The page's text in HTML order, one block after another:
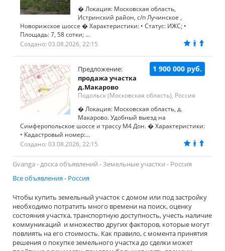
� Локация: Московская область,
Истринский район, с/п Лучинское ,
Новорижское шоссе � Характеристики: • Статус: ИЖС; •
Площадь: 7, 58 сотки; ...
Создано: 03.08.2026, 22:15
1 900 000 руб.
Предложение:
продажа участка
д.Макарово
Подольск (Московская область), Россия
� Локация: Московская область, д.
Макарово. Удобный выезд на
Симферопольское шоссе и трассу М4 Дон. � Характеристики:
• Кадастровый номер:...
Создано: 03.08.2026, 22:15
Gvanga - доска объявлений - Земельные участки - Россия
Все объявления - Россия
Чтобы купить земельный участок с домом или под застройку
необходимо потратить много времени на поиск, оценку
состояния участка, транспортную доступность, учесть наличие
коммуникаций и множество других факторов, которые могут
повлиять на его стоимость. Как правило, с момента принятия
решения о покупке земельного участка до сделки может